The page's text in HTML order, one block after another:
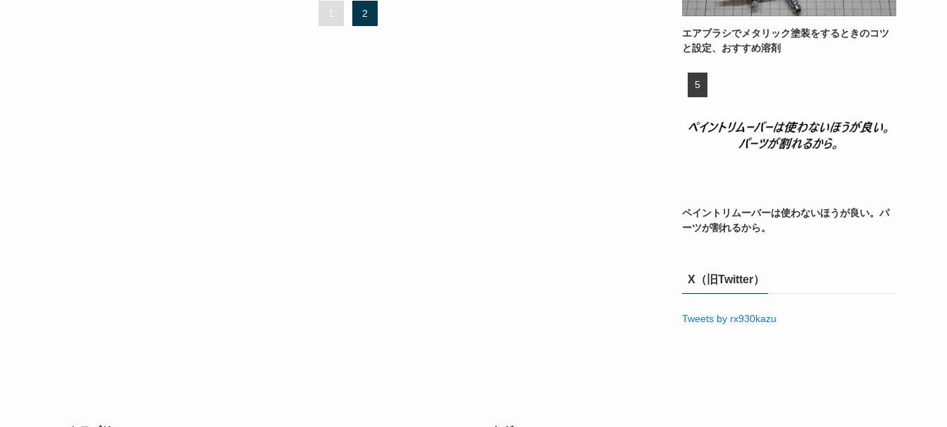
1 2
エアブラシでメタリック塗装をするときのコツ
と設定、おすすめ溶剤
ペイントリムーバーは使わないほうが良い。パ
ーツが割れるから。
X（旧Twitter）
Tweets by rx930kazu